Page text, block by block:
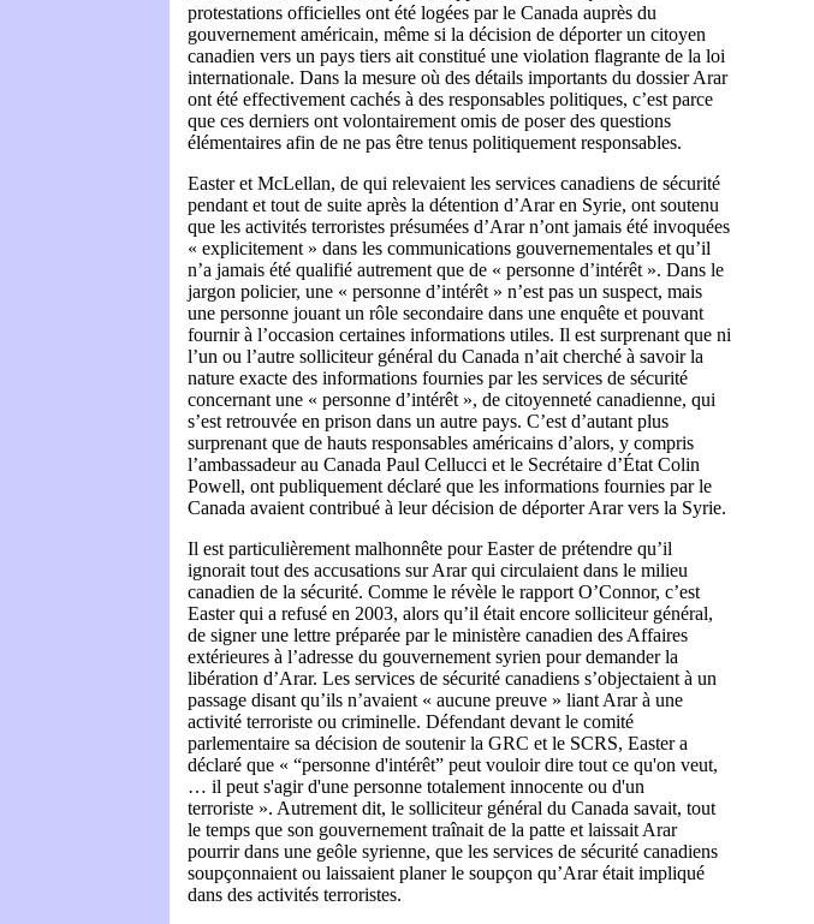
protestations officielles ont été logées par le Canada auprès du
gouvernement américain, même si la décision de déporter un citoyen
canadien vers un pays tiers ait constitué une violation flagrante de la loi
internationale. Dans la mesure où des détails importants du dossier Arar
ont été effectivement cachés à des responsables politiques, c’est parce
que ces derniers ont volontairement omis de poser des questions
élémentaires afin de ne pas être tenus politiquement responsables.
Easter et McLellan, de qui relevaient les services canadiens de sécurité
pendant et tout de suite après la détention d’Arar en Syrie, ont soutenu
que les activités terroristes présumées d’Arar n’ont jamais été invoquées
« explicitement » dans les communications gouvernementales et qu’il
n’a jamais été qualifié autrement que de « personne d’intérêt ». Dans le
jargon policier, une « personne d’intérêt » n’est pas un suspect, mais
une personne jouant un rôle secondaire dans une enquête et pouvant
fournir à l’occasion certaines informations utiles. Il est surprenant que ni
l’un ou l’autre solliciteur général du Canada n’ait cherché à savoir la
nature exacte des informations fournies par les services de sécurité
concernant une « personne d’intérêt », de citoyenneté canadienne, qui
s’est retrouvée en prison dans un autre pays. C’est d’autant plus
surprenant que de hauts responsables américains d’alors, y compris
l’ambassadeur au Canada Paul Cellucci et le Secrétaire d’État Colin
Powell, ont publiquement déclaré que les informations fournies par le
Canada avaient contribué à leur décision de déporter Arar vers la Syrie.
Il est particulièrement malhonnête pour Easter de prétendre qu’il
ignorait tout des accusations sur Arar qui circulaient dans le milieu
canadien de la sécurité. Comme le révèle le rapport O’Connor, c’est
Easter qui a refusé en 2003, alors qu’il était encore solliciteur général,
de signer une lettre préparée par le ministère canadien des Affaires
extérieures à l’adresse du gouvernement syrien pour demander la
libération d’Arar. Les services de sécurité canadiens s’objectaient à un
passage disant qu’ils n’avaient « aucune preuve » liant Arar à une
activité terroriste ou criminelle. Défendant devant le comité
parlementaire sa décision de soutenir la GRC et le SCRS, Easter a
déclaré que « “personne d'intérêt” peut vouloir dire tout ce qu'on veut,
… il peut s'agir d'une personne totalement innocente ou d'un
terroriste ». Autrement dit, le solliciteur général du Canada savait, tout
le temps que son gouvernement traînait de la patte et laissait Arar
pourrir dans une geôle syrienne, que les services de sécurité canadiens
soupçonnaient ou laissaient planer le soupçon qu’Arar était impliqué
dans des activités terroristes.